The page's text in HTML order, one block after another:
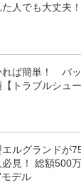
人でも大丈夫
れば簡単！ バ
トラブルシュ
エルグランドが
必見！ 総額500
モデル